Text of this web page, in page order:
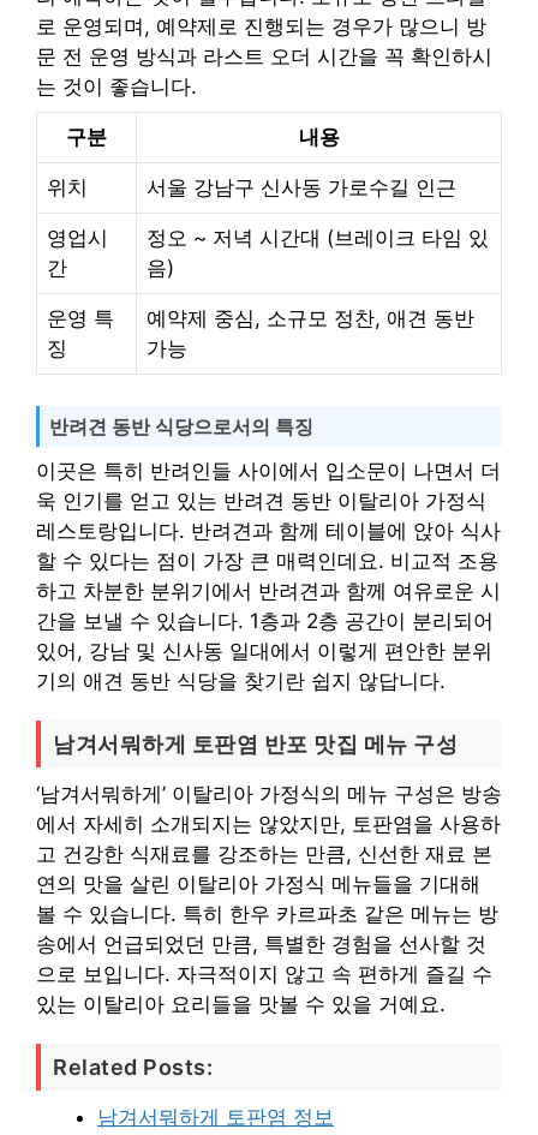
로 운영되며, 예약제로 진행되는 경우가 많으니 방
문 전 운영 방식과 라스트 오더 시간을 꼭 확인하시
는 것이 좋습니다.
구분 내용
위치 서울 강남구 신사동 가로수길 인근
영업시
간
정오 ~ 저녁 시간대 (브레이크 타임 있
음)
운영 특
징
예약제 중심, 소규모 정찬, 애견 동반
가능
반려견 동반 식당으로서의 특징
이곳은 특히 반려인들 사이에서 입소문이 나면서 더
욱 인기를 얻고 있는 반려견 동반 이탈리아 가정식
레스토랑입니다. 반려견과 함께 테이블에 앉아 식사
할 수 있다는 점이 가장 큰 매력인데요. 비교적 조용
하고 차분한 분위기에서 반려견과 함께 여유로운 시
간을 보낼 수 있습니다. 1층과 2층 공간이 분리되어
있어, 강남 및 신사동 일대에서 이렇게 편안한 분위
기의 애견 동반 식당을 찾기란 쉽지 않답니다.
남겨서뭐하게 토판염 반포 맛집 메뉴 구성
‘남겨서뭐하게’ 이탈리아 가정식의 메뉴 구성은 방송
에서 자세히 소개되지는 않았지만, 토판염을 사용하
고 건강한 식재료를 강조하는 만큼, 신선한 재료 본
연의 맛을 살린 이탈리아 가정식 메뉴들을 기대해
볼 수 있습니다. 특히 한우 카르파초 같은 메뉴는 방
송에서 언급되었던 만큼, 특별한 경험을 선사할 것
으로 보입니다. 자극적이지 않고 속 편하게 즐길 수
있는 이탈리아 요리들을 맛볼 수 있을 거예요.
Related Posts:
남겨서뭐하게 토판염 정보